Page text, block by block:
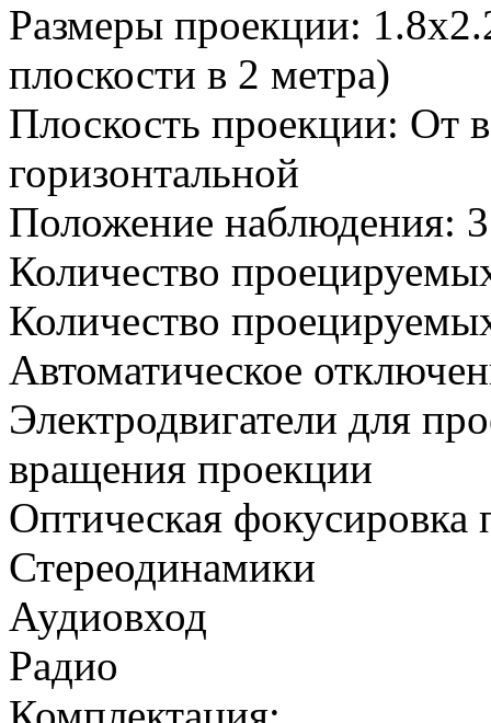
Размеры проекции:
плоскости в 2 метра)
Плоскость проекции: От
горизонтальной
Положение наблюдения:
Количество
Количество
Автоматическое
Электродвигатели для
вращения проекции
Оптическая фокусировка
Стереодинамики
Аудиовход
Радио